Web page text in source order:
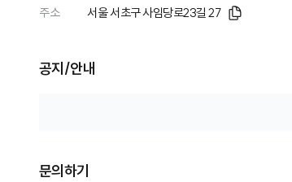
주소 서울 서초구 사임당로23길 27
공지/안내
문의하기